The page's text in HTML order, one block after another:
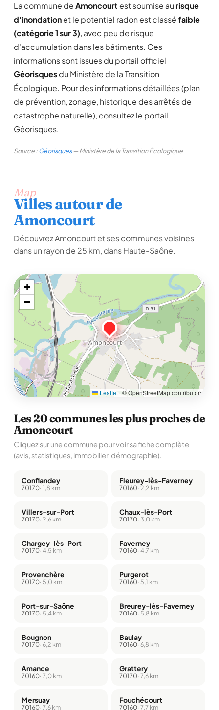
La commune deAmoncourt est soumise au risque
d'inondationet le potentiel radon est classéfaible
(catégorie 1 sur 3), avec peu de risque
d'accumulation dans les bâtiments. Ces
informations sont issues du portail officiel
Géorisquesdu Ministère de la Transition
Écologique. Pour des informations détaillées (plan
de prévention, zonage, historique des arrêtés de
catastrophe naturelle), consultez le portail
Géorisques.
Source :Géorisques— Ministère de la Transition Écologique
Map
Villes autour de
Amoncourt
Découvrez Amoncourt et ses communes voisines
dans un rayon de 25 km, dans Haute-Saône.
+
−
Leaflet | © OpenStreetMap contributors
Les 20 communes les plus proches de
Amoncourt
Cliquez sur une commune pour voir sa fiche complète
(avis, statistiques, immobilier, démographie).
Conflandey
70170· 1,8 km
Fleurey-lès-Faverney
70160· 2,2 km
Villers-sur-Port
70170· 2,6 km
Chaux-lès-Port
70170· 3,0 km
Chargey-lès-Port
70170· 4,5 km
Faverney
70160· 4,7 km
Provenchère
70170· 5,0 km
Purgerot
70160· 5,1 km
Port-sur-Saône
70170· 5,4 km
Breurey-lès-Faverney
70160· 5,8 km
Bougnon
70170· 6,2 km
Baulay
70160· 6,8 km
Amance
70160· 7,0 km
Grattery
70170· 7,6 km
Mersuay
70160· 7,6 km
Fouchécourt
70160· 7,7 km